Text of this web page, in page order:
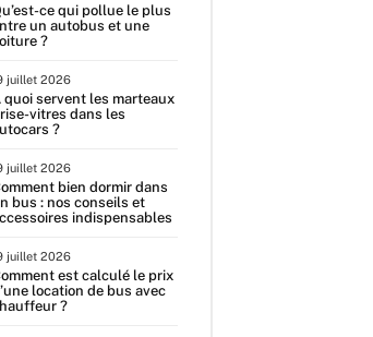
ce qui pollue le plus
un autobus et une
?
juillet 2026
quoi servent les marteaux
vitres dans les
?
juillet 2026
bien dormir dans
bus : nos conseils et
indispensables
juillet 2026
est calculé le prix
location de bus avec
?